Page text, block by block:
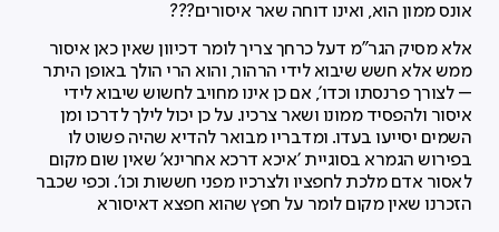
אונס ממון הוא, ואינו דוחה שאר איסורים???
אלא מסיק הגר"מ דעל כרחך צריך לומר דכיוון שאין כאן איסור
ממש אלא חשש שיבוא לידי הרהור, והוא הרי הולך באופן היתר
– לצורך פרנסתו וכדו', אם כן אינו מחויב לחשוש שיבוא לידי
איסור ולהפסיד ממונו ושאר צרכיו. על כן יכול לילך לדרכו ומן
השמים יסייעו בעדו. ומדבריו מבואר להדיא שהיה פשוט לו
בפירוש הגמרא בסוגיית 'איכא דרכא אחרינא' שאין שום מקום
לאסור אדם מלכת לחפציו ולצרכיו מפני חששות וכו'. וכפי שכבר
הזכרנו שאין מקום לומר על חפץ שהוא חפצא דאיסורא